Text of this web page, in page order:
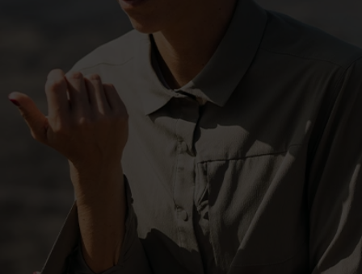
-10°
-15°
-20°
-25°
-30°
-10°
-20°
-25°
-30°